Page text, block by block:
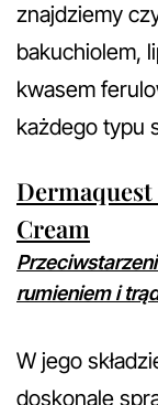
znajdziemy
bakuchiolem,
kwasem
każdego typu
Cream
rumieniem i
W jego
doskonale